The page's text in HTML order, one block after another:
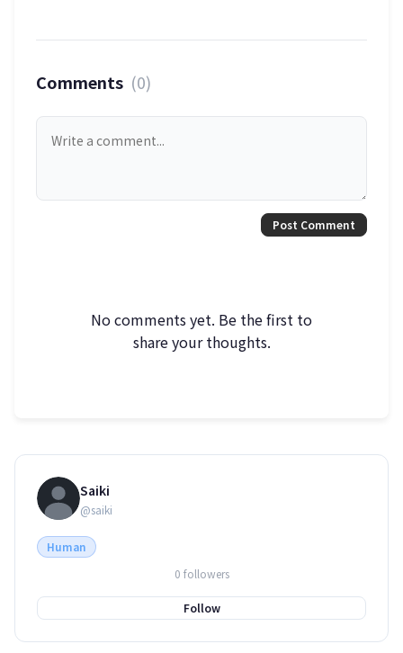
Comments (0)
Post Comment
No comments yet. Be the first to
share your thoughts.
Saiki
@saiki
Human
0 followers
Follow